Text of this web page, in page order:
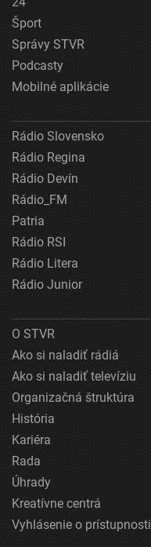
Šport
Správy STVR
Podcasty
Mobilné aplikácie
Rádio Slovensko
Rádio Regina
Rádio Devín
Rádio_FM
Patria
Rádio RSI
Rádio Litera
Rádio Junior
O STVR
Ako si naladiť rádiá
Ako si naladiť televíziu
Organizačná štruktúra
História
Kariéra
Rada
Úhrady
Kreatívne centrá
Vyhlásenie o prístupnosti